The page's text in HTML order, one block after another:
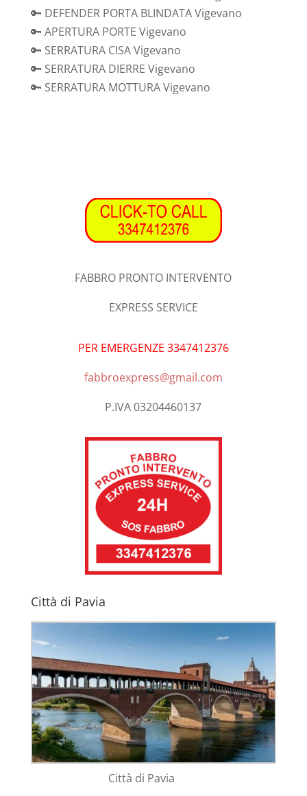
🔑 DEFENDER PORTA BLINDATA Vigevano
🔑 APERTURA PORTE Vigevano
🔑 SERRATURA CISA Vigevano
🔑 SERRATURA DIERRE Vigevano
🔑 SERRATURA MOTTURA Vigevano
FABBRO PRONTO INTERVENTO
EXPRESS SERVICE
PER EMERGENZE 3347412376
fabbroexpress@gmail.com
P.IVA 03204460137
Città di Pavia
Città di Pavia